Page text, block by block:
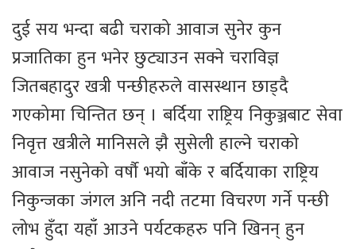
दुई सय भन्दा बढी चराको आवाज सुनेर कुन
प्रजातिका हुन भनेर छुट्याउन सक्ने चराविज्ञ
जितबहादुर खत्री पन्छीहरुले वासस्थान छाड्दै
गएकोमा चिन्तित छन् । बर्दिया राष्ट्रिय निकुञ्जबाट सेवा
निवृत्त खत्रीले मानिसले झै सुसेली हाल्ने चराको
आवाज नसुनेको वर्षौ भयो बाँके र बर्दियाका राष्ट्रिय
निकुन्जका जंगल अनि नदी तटमा विचरण गर्ने पन्छी
लोभ हुँदा यहाँ आउने पर्यटकहरु पनि खिनन् हुन